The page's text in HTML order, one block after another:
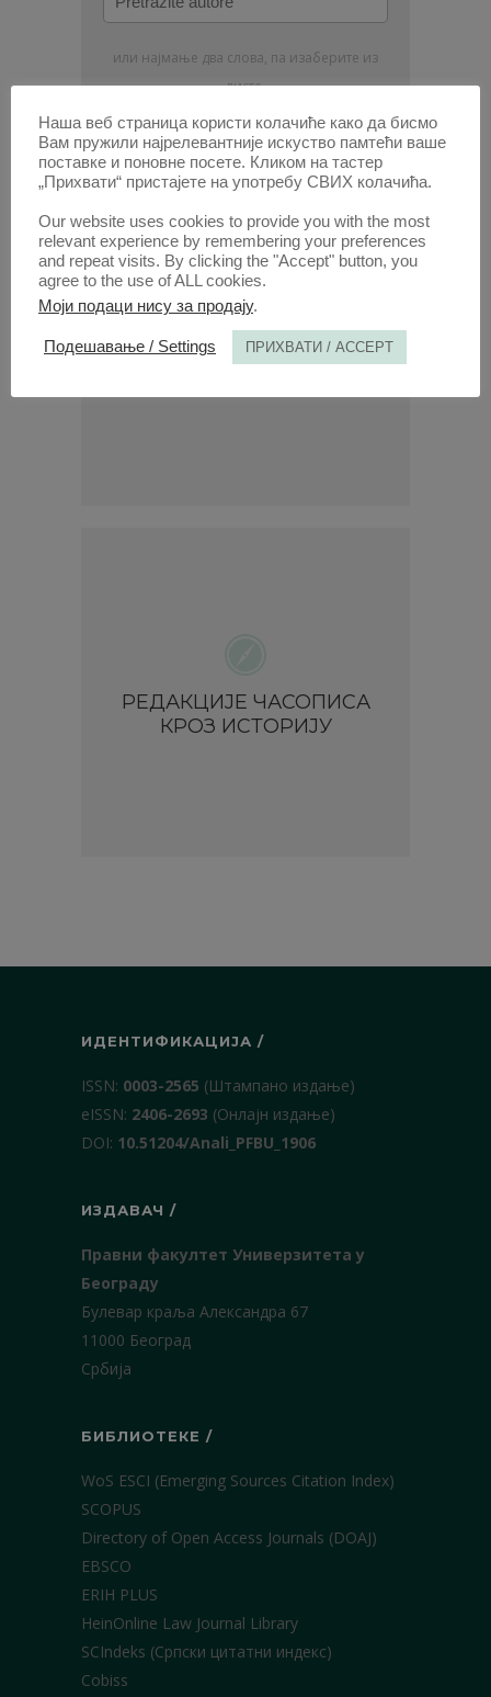
autore
или најмање два слова, па изаберите из
листе.
УРЕДНИШТВО ЧАСОПИСА
РЕДАКЦИЈЕ ЧАСОПИСА
КРОЗ ИСТОРИЈУ
ИДЕНТИФИКАЦИЈА /
ISSN: 0003-2565 (Штампано издање)
еISSN: 2406-2693 (Онлајн издање)
DOI: 10.51204/Anali_PFBU_1906
ИЗДАВАЧ /
Правни факултет Универзитета у
Београду
Булевар краља Александра 67
11000 Београд
Србија
БИБЛИОТЕКЕ /
WoS ESCI (Emerging Sources Citation Index)
SCOPUS
Directory of Open Access Journals (DOAJ)
EBSCO
ERIH PLUS
HeinOnline Law Journal Library
SCIndeks (Српски цитатни индекс)
Cobiss
Наша веб страница користи колачиће како да бисмо
Вам пружили најрелевантније искуство памтећи ваше
поставке и поновне посете. Кликом на тастер
„Прихвати“ пристајете на употребу СВИХ колачића.
Our website uses cookies to provide you with the most
relevant experience by remembering your preferences
and repeat visits. By clicking the "Accept" button, you
agree to the use of ALL cookies.
Моји подаци нису за продају.
Подешавање / Settings ПРИХВАТИ / ACCEPT